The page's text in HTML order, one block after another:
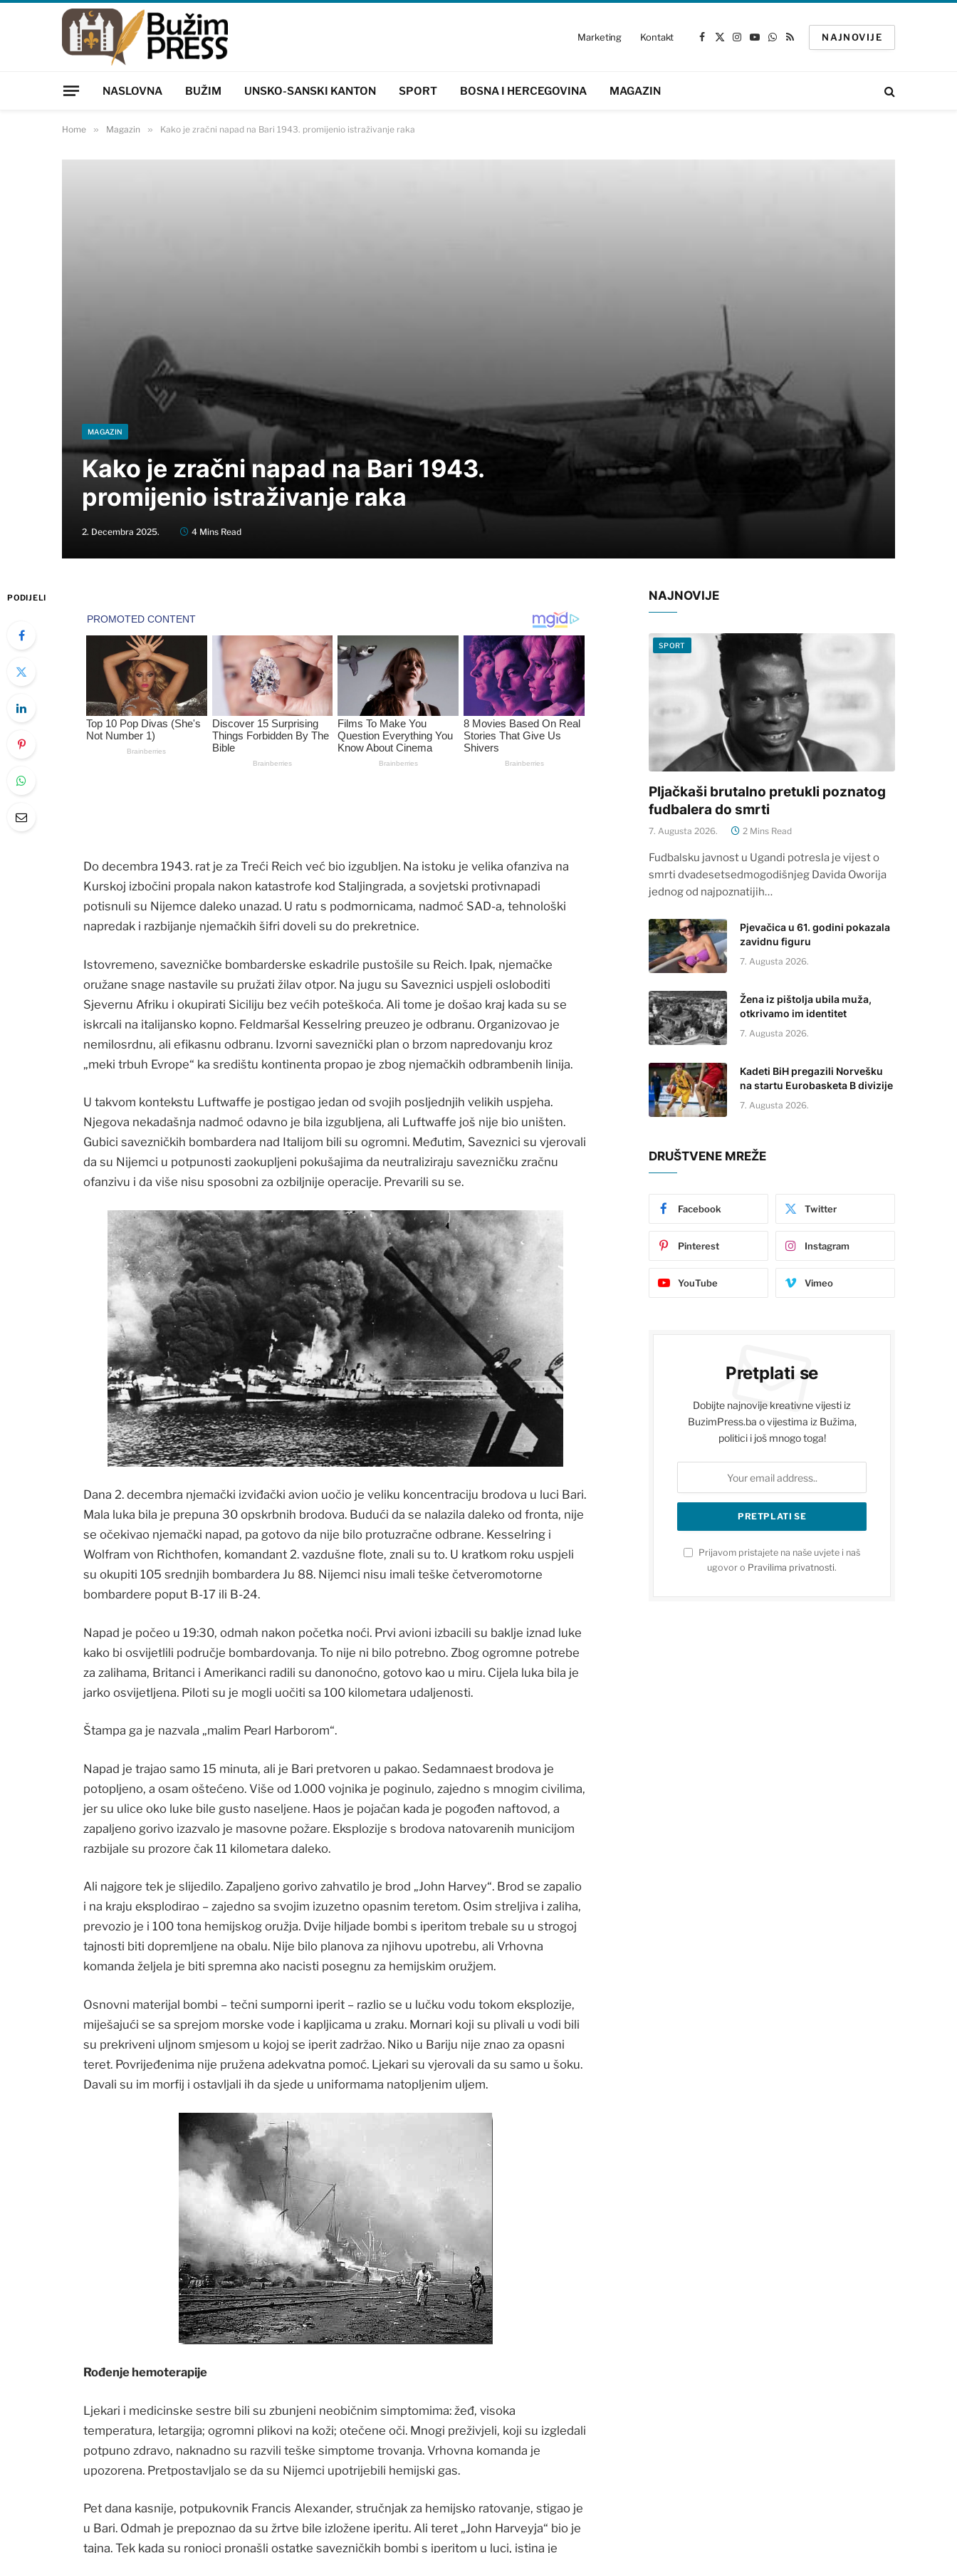
Marketing Kontakt
Facebook
X
Instagram
YouTube
WhatsApp
RSS
NAJNOVIJE
NASLOVNA BUŽIM UNSKO-SANSKI KANTON SPORT BOSNA I HERCEGOVINA MAGAZIN
Home » Magazin » Kako je zračni napad na Bari 1943. promijenio istraživanje raka
MAGAZIN
Kako je zračni napad na Bari 1943.
promijenio istraživanje raka
2. Decembra 2025. 4 Mins Read
PODIJELI
Do decembra 1943. rat je za Treći Reich već bio izgubljen. Na istoku je velika ofanziva na
Kurskoj izbočini propala nakon katastrofe kod Staljingrada, a sovjetski protivnapadi
potisnuli su Nijemce daleko unazad. U ratu s podmornicama, nadmoć SAD-a, tehnološki
napredak i razbijanje njemačkih šifri doveli su do prekretnice.
Istovremeno, savezničke bombarderske eskadrile pustošile su Reich. Ipak, njemačke
oružane snage nastavile su pružati žilav otpor. Na jugu su Saveznici uspjeli osloboditi
Sjevernu Afriku i okupirati Siciliju bez većih poteškoća. Ali tome je došao kraj kada su se
iskrcali na italijansko kopno. Feldmaršal Kesselring preuzeo je odbranu. Organizovao je
nemilosrdnu, ali efikasnu odbranu. Izvorni saveznički plan o brzom napredovanju kroz
„meki trbuh Evrope“ ka središtu kontinenta propao je zbog njemačkih odbrambenih linija.
U takvom kontekstu Luftwaffe je postigao jedan od svojih posljednjih velikih uspjeha.
Njegova nekadašnja nadmoć odavno je bila izgubljena, ali Luftwaffe još nije bio uništen.
Gubici savezničkih bombardera nad Italijom bili su ogromni. Međutim, Saveznici su vjerovali
da su Nijemci u potpunosti zaokupljeni pokušajima da neutraliziraju savezničku zračnu
ofanzivu i da više nisu sposobni za ozbiljnije operacije. Prevarili su se.
Dana 2. decembra njemački izviđački avion uočio je veliku koncentraciju brodova u luci Bari.
Mala luka bila je prepuna 30 opskrbnih brodova. Budući da se nalazila daleko od fronta, nije
se očekivao njemački napad, pa gotovo da nije bilo protuzračne odbrane. Kesselring i
Wolfram von Richthofen, komandant 2. vazdušne flote, znali su to. U kratkom roku uspjeli
su okupiti 105 srednjih bombardera Ju 88. Nijemci nisu imali teške četveromotorne
bombardere poput B-17 ili B-24.
Napad je počeo u 19:30, odmah nakon početka noći. Prvi avioni izbacili su baklje iznad luke
kako bi osvijetlili područje bombardovanja. To nije ni bilo potrebno. Zbog ogromne potrebe
za zalihama, Britanci i Amerikanci radili su danonoćno, gotovo kao u miru. Cijela luka bila je
jarko osvijetljena. Piloti su je mogli uočiti sa 100 kilometara udaljenosti.
Štampa ga je nazvala „malim Pearl Harborom“.
Napad je trajao samo 15 minuta, ali je Bari pretvoren u pakao. Sedamnaest brodova je
potopljeno, a osam oštećeno. Više od 1.000 vojnika je poginulo, zajedno s mnogim civilima,
jer su ulice oko luke bile gusto naseljene. Haos je pojačan kada je pogođen naftovod, a
zapaljeno gorivo izazvalo je masovne požare. Eksplozije s brodova natovarenih municijom
razbijale su prozore čak 11 kilometara daleko.
Ali najgore tek je slijedilo. Zapaljeno gorivo zahvatilo je brod „John Harvey“. Brod se zapalio
i na kraju eksplodirao – zajedno sa svojim izuzetno opasnim teretom. Osim streljiva i zaliha,
prevozio je i 100 tona hemijskog oružja. Dvije hiljade bombi s iperitom trebale su u strogoj
tajnosti biti dopremljene na obalu. Nije bilo planova za njihovu upotrebu, ali Vrhovna
komanda željela je biti spremna ako nacisti posegnu za hemijskim oružjem.
Osnovni materijal bombi – tečni sumporni iperit – razlio se u lučku vodu tokom eksplozije,
miješajući se sa sprejom morske vode i kapljicama u zraku. Mornari koji su plivali u vodi bili
su prekriveni uljnom smjesom u kojoj se iperit zadržao. Niko u Bariju nije znao za opasni
teret. Povrijeđenima nije pružena adekvatna pomoć. Ljekari su vjerovali da su samo u šoku.
Davali su im morfij i ostavljali ih da sjede u uniformama natopljenim uljem.
Rođenje hemoterapije
Ljekari i medicinske sestre bili su zbunjeni neobičnim simptomima: žeđ, visoka
temperatura, letargija; ogromni plikovi na koži; otečene oči. Mnogi preživjeli, koji su izgledali
potpuno zdravo, naknadno su razvili teške simptome trovanja. Vrhovna komanda je
upozorena. Pretpostavljalo se da su Nijemci upotrijebili hemijski gas.
Pet dana kasnije, potpukovnik Francis Alexander, stručnjak za hemijsko ratovanje, stigao je
u Bari. Odmah je prepoznao da su žrtve bile izložene iperitu. Ali teret „John Harveyja“ bio je
tajna. Tek kada su ronioci pronašli ostatke savezničkih bombi s iperitom u luci, istina je
NAJNOVIJE
SPORT
Pljačkaši brutalno pretukli poznatog
fudbalera do smrti
7. Augusta 2026. 2 Mins Read
Fudbalsku javnost u Ugandi potresla je vijest o
smrti dvadesetsedmogodišnjeg Davida Oworija
jednog od najpoznatijih…
Pjevačica u 61. godini pokazala
zavidnu figuru
7. Augusta 2026.
Žena iz pištolja ubila muža,
otkrivamo im identitet
7. Augusta 2026.
Kadeti BiH pregazili Norvešku
na startu Eurobasketa B divizije
7. Augusta 2026.
DRUŠTVENE MREŽE
Facebook Twitter
Pinterest Instagram
YouTube Vimeo
Pretplati se
Dobijte najnovije kreativne vijesti iz
BuzimPress.ba o vijestima iz Bužima,
politici i još mnogo toga!
Prijavom pristajete na naše uvjete i naš
ugovor o Pravilima privatnosti.